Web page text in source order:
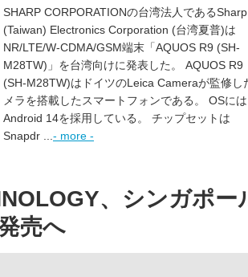
SHARP CORPORATIONの台湾法人であるSharp
(Taiwan) Electronics Corporation (台湾夏普)は
NR/LTE/W-CDMA/GSM端末「AQUOS R9 (SH-
M28TW)」を台湾向けに発表した。 AQUOS R9
(SH-M28TW)はドイツのLeica Cameraが監修し
メラを搭載したスマートフォンである。 OSには
Android 14を採用している。 チップセットは
Snapdr ... - more -
、シンガポー
売へ